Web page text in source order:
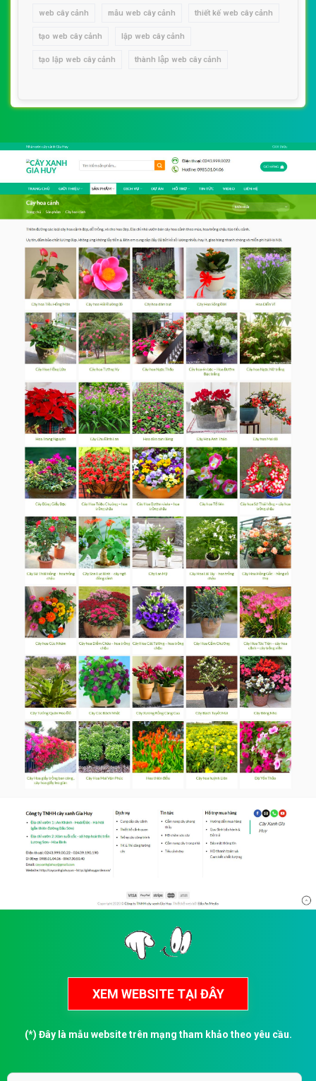
web cây cảnh mẫu web cây cảnh thiết kế web cây cảnh
tạo web cây cảnh lập web cây cảnh
tạo lập web cây cảnh thành lập web cây cảnh
(*) Đây là mẫu website trên mạng tham khảo theo yêu cầu.